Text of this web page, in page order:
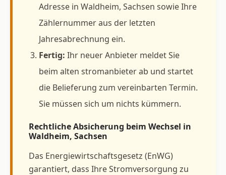
Adresse in Waldheim, Sachsen sowie Ihre
Zählernummer aus der letzten
Jahresabrechnung ein.
Fertig: Ihr neuer Anbieter meldet Sie
beim alten stromanbieter ab und startet
die Belieferung zum vereinbarten Termin.
Sie müssen sich um nichts kümmern.
Rechtliche Absicherung beim Wechsel in
Waldheim, Sachsen
Das Energiewirtschaftsgesetz (EnWG)
garantiert, dass Ihre Stromversorgung zu